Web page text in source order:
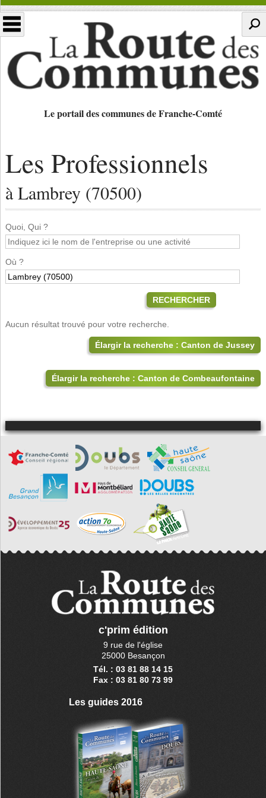
Le portail des communes de Franche-Comté
Les Professionnels
à Lambrey (70500)
Quoi, Qui ?
Où ?
RECHERCHER
Aucun résultat trouvé pour votre recherche.
Élargir la recherche : Canton de Jussey
Élargir la recherche : Canton de Combeaufontaine
c'prim édition
9 rue de l'église
25000 Besançon
Tél. : 03 81 88 14 15
Fax : 03 81 80 73 99
Les guides 2016